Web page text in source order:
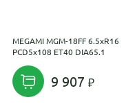
MEGAMI MGM-18FF 6.5xR16
PCD5x108 ET40 DIA65.1
9 907